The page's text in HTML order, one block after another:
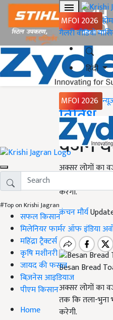
MFOI 2026 होम
गैलरीवीडियो
हिंदी
MFOI 2026
#Top on Krishi Jagran
सफल किसान
मिलेनियर फार्मर ऑफ इंडिया
महिंद्रा ट्रैक्टर्स
कृषि मशीनरी
जायद की फसल
बिज़नेस आइडियाज
पीएम किसान
Home
Home
विविध
वजन
अक्सर लोगों का
करेगी.
कंचन मौर्य
Besan Bread
अक्सर लोगों का
तक कि तला-
करेगी.